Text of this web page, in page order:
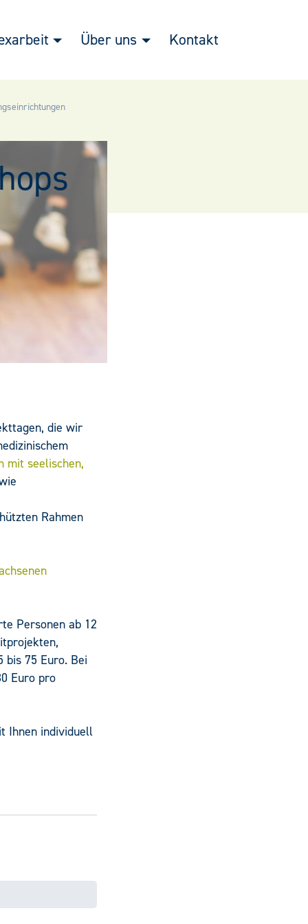
Über uns Kontakt
die wir
mit seelischen,
Rahmen
Personen ab 12
75 Euro. Bei
Euro pro
Ihnen individuell